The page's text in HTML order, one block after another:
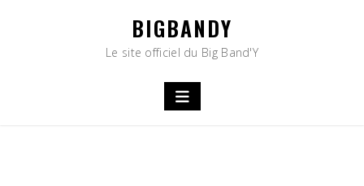
BIGBANDY
Le site officiel du Big Band'Y